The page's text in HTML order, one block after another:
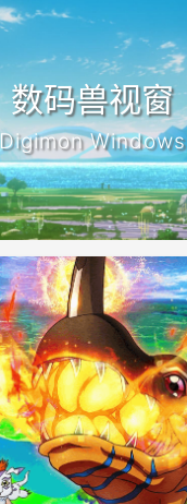
数码兽视窗
Digimon Windows